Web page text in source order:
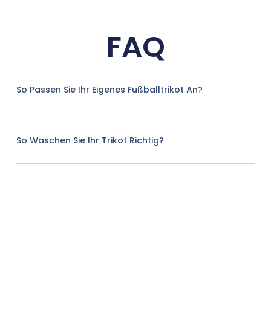
FAQ
So Passen Sie Ihr Eigenes Fußballtrikot An?
So Waschen Sie Ihr Trikot Richtig?